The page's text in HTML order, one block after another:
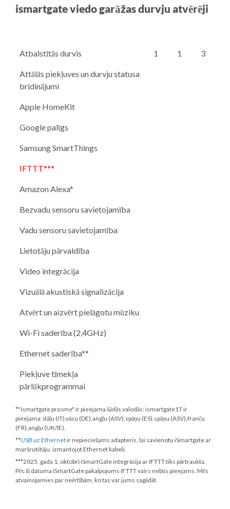
ismartgate viedo garāžas durvju atvērēji
Atbalstītās durvis 1 1 3
Attālās piekļuves un durvju statusa
brīdinājumi
Apple HomeKit
Google palīgs
Samsung SmartThings
IFTTT***
Amazon Alexa*
Bezvadu sensoru savietojamība
Vadu sensoru savietojamība
Lietotāju pārvaldība
Video integrācija
Vizuālā akustiskā signalizācija
Atvērt un aizvērt pielāgotu mūziku
Wi-Fi saderība (2,4GHz)
Ethernet saderība**
Piekļuve tīmekļa
pārlūkprogrammai
*"ismartgate prasme" ir pieejama šādās valodās: ismartgate1T ir
pieejama: itāļu (IT),vācu (DE),angļu (ASV),spāņu (ES),spāņu (ASV),franču
(FR),angļu (UK/IE).
**USB uz Ethernetir nepieciešams adapteris, lai savienotu iSmartgate ar
maršrutētāju, izmantojot Ethernet kabeli.
***2025. gada 1. oktobrīiSmartGate integrācija ar IFTTT tiks pārtraukta.
Pēc šī datuma iSmartGate pakalpojums IFTTT vairs nebūs pieejams. Mēs
atvainojamies par neērtībām, ko tas var jums sagādāt.